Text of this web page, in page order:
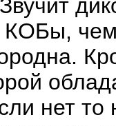
КОБы,
нет